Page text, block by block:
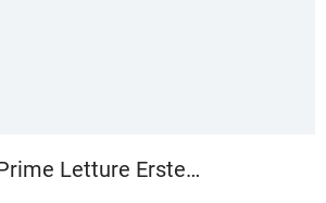
Letture Erste